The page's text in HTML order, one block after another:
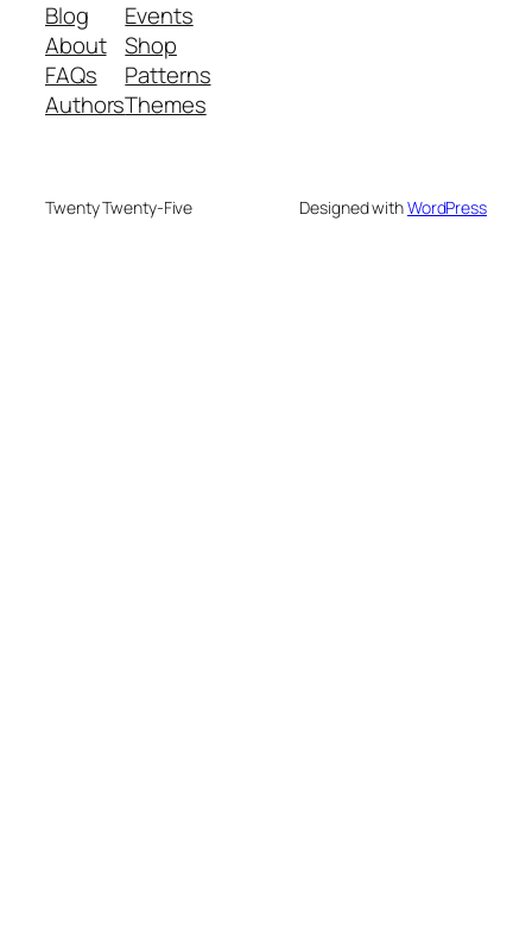
Blog
About
FAQs
Authors
Events
Shop
Patterns
Themes
Twenty Twenty-Five Designed withWordPress